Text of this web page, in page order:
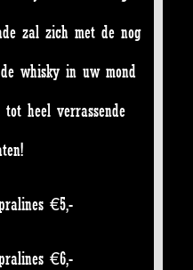
zal zich met de nog
whisky in uw mond
heel verrassende
€5,-
€6,-